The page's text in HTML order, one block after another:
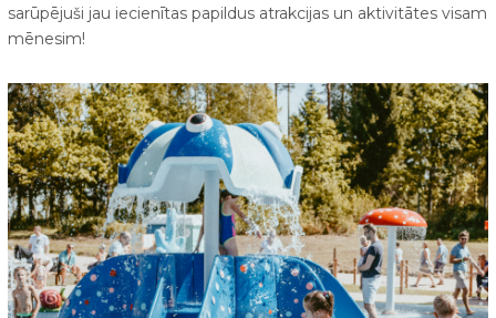
sarūpējuši jau iecienītas papildus atrakcijas un aktivitātes visam
mēnesim!